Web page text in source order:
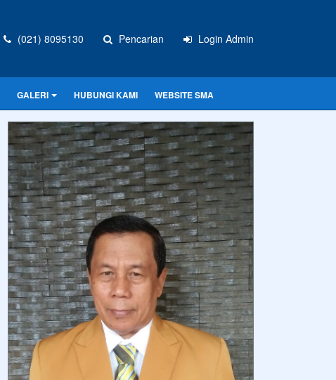
(021) 8095130 Pencarian Login Admin
GALERI HUBUNGI KAMI WEBSITE SMA